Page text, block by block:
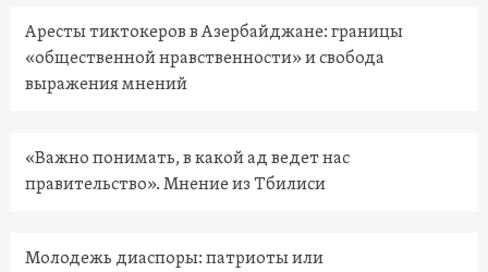
Аресты тиктокеров в Азербайджане: границы
«общественной нравственности» и свобода
выражения мнений
«Важно понимать, в какой ад ведет нас
правительство». Мнение из Тбилиси
Молодежь диаспоры: патриоты или